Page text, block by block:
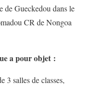
de Gueckedou dans le
CR de Nongoa
a pour objet :
3 salles de classes,